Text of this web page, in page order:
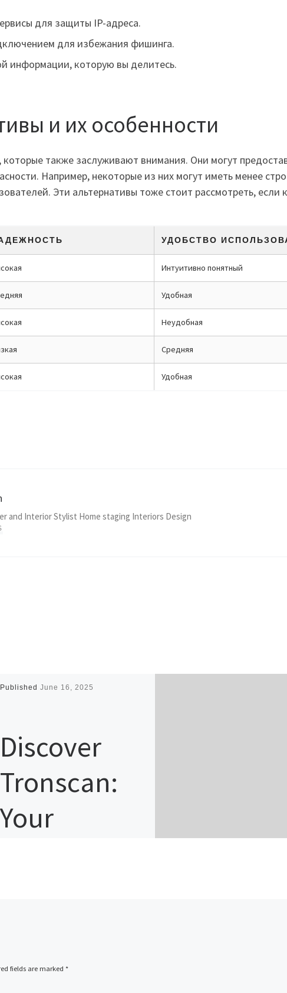
для защиты IP-адреса.
для избежания фишинга.
информации, которую вы делитесь.
и их особенности
которые также заслуживают внимания. Они могут
Например, некоторые из них могут иметь менее
Эти альтернативы тоже стоит рассмотреть, если
УДОБСТВО
Интуитивно понятный
Удобная
Неудобная
Средняя
Удобная
and Interior Stylist Home staging Interiors Design
Published June 16, 2025
Discover
Tronscan:
Your
Exploration
fields are marked *